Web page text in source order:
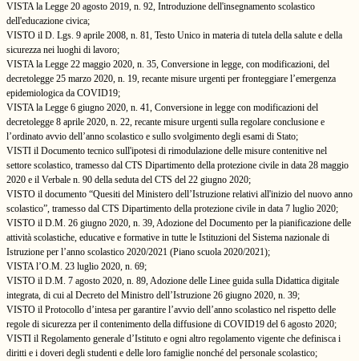
VISTA la Legge 20 agosto 2019, n. 92, Introduzione dell'insegnamento scolastico
dell'educazione civica;
VISTO il D. Lgs. 9 aprile 2008, n. 81, Testo Unico in materia di tutela della salute e della
sicurezza nei luoghi di lavoro;
VISTA la Legge 22 maggio 2020, n. 35, Conversione in legge, con modificazioni, del
decretolegge 25 marzo 2020, n. 19, recante misure urgenti per fronteggiare l’emergenza
epidemiologica da COVID19;
VISTA la Legge 6 giugno 2020, n. 41, Conversione in legge con modificazioni del
decretolegge 8 aprile 2020, n. 22, recante misure urgenti sulla regolare conclusione e
l’ordinato avvio dell’anno scolastico e sullo svolgimento degli esami di Stato;
VISTI il Documento tecnico sull'ipotesi di rimodulazione delle misure contenitive nel
settore scolastico, tramesso dal CTS Dipartimento della protezione civile in data 28 maggio
2020 e il Verbale n. 90 della seduta del CTS del 22 giugno 2020;
VISTO il documento “Quesiti del Ministero dell’Istruzione relativi all'inizio del nuovo anno
scolastico”, tramesso dal CTS Dipartimento della protezione civile in data 7 luglio 2020;
VISTO il D.M. 26 giugno 2020, n. 39, Adozione del Documento per la pianificazione delle
attività scolastiche, educative e formative in tutte le Istituzioni del Sistema nazionale di
Istruzione per l’anno scolastico 2020/2021 (Piano scuola 2020/2021);
VISTA l’O.M. 23 luglio 2020, n. 69;
VISTO il D.M. 7 agosto 2020, n. 89, Adozione delle Linee guida sulla Didattica digitale
integrata, di cui al Decreto del Ministro dell’Istruzione 26 giugno 2020, n. 39;
VISTO il Protocollo d’intesa per garantire l’avvio dell’anno scolastico nel rispetto delle
regole di sicurezza per il contenimento della diffusione di COVID19 del 6 agosto 2020;
VISTI il Regolamento generale d’Istituto e ogni altro regolamento vigente che definisca i
diritti e i doveri degli studenti e delle loro famiglie nonché del personale scolastico;